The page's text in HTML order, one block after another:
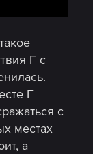
Г с
Г
с
местах
а